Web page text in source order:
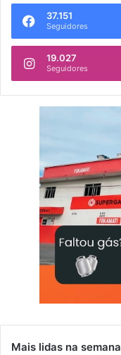
37.151
Seguidores
19.027
Seguidores
Mais lidas na semana